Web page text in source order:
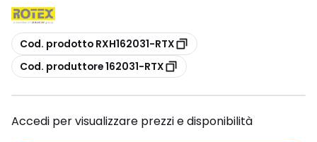
copia
Cod. prodotto RXH162031-RTX
copia
Cod. produttore 162031-RTX
Accedi per visualizzare prezzi e disponibilità